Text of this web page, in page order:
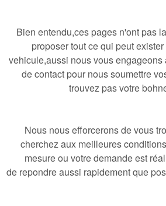
Bien entendu,ces pages n'ont pas
proposer tout ce qui peut
vehicule,aussi nous vous
de contact pour nous soumettre
trouvez pas votre
Nous nous efforcerons de vous
cherchez aux meilleures
mesure ou votre demande est
de repondre aussi rapidement que